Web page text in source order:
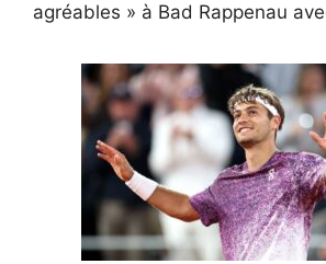
agréables » à Bad Rappenau